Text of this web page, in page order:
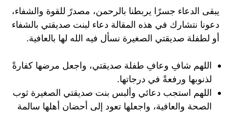
يبقى الدعاء جسرًا يربطنا بالرحمن، مصدرً للقوة والشفاء،
دعونا نتشارك في هذه المقالة دعاء لبنت صديقتي بالشفاء
أو لطفلة صديقتي الصغيرة نسأل فيه الله لها بالعافية.
اللهم شافِ وعافِ طفلة صديقتي، واجعل مرضها كفارةً
لذنوبها ورفعةً في درجاتها.
اللهم استجب دعائي وألبس بنت صديقتي الصغيرة ثوب
الصحة والعافية، واجعلها تعود إلى أحضان أهلها سالمة